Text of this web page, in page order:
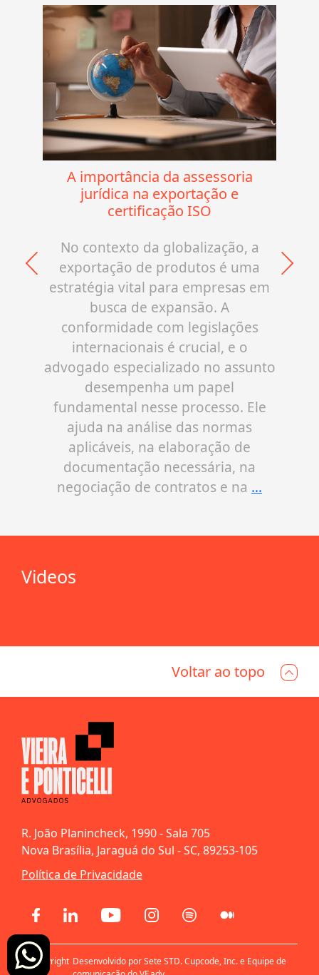
A importância da assessoria
jurídica na exportação e
certificação ISO
No contexto da globalização, a
exportação de produtos é uma
estratégia vital para empresas em
busca de expansão. A
conformidade com legislações
internacionais é crucial, e o
advogado especializado no assunto
desempenha um papel
fundamental nesse processo. Ele
ajuda na análise das normas
aplicáveis, na elaboração de
documentação necessária, na
negociação de contratos e na …
Videos
Voltar ao topo
R. João Planincheck, 1990 - Sala 705
Nova Brasília, Jaraguá do Sul - SC, 89253-105
Política de Privacidade
© Copyright Desenvolvido por Sete STD. Cupcode, Inc. e Equipe de